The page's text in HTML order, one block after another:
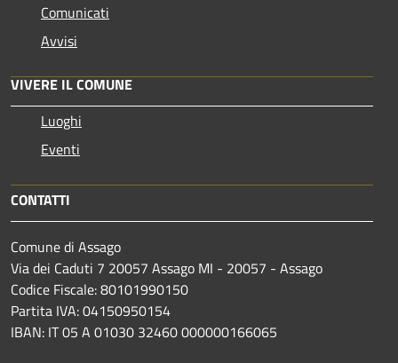
Comunicati
Avvisi
VIVERE IL COMUNE
Luoghi
Eventi
CONTATTI
Comune di Assago
Via dei Caduti 7 20057 Assago MI - 20057 - Assago
Codice Fiscale: 80101990150
Partita IVA: 04150950154
IBAN: IT 05 A 01030 32460 000000166065